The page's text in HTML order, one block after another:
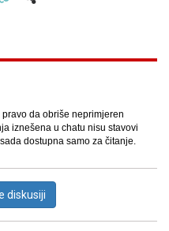
da obriše neprimjeren
iznešena u chatu nisu stavovi
dostupna samo za čitanje.
diskusiji